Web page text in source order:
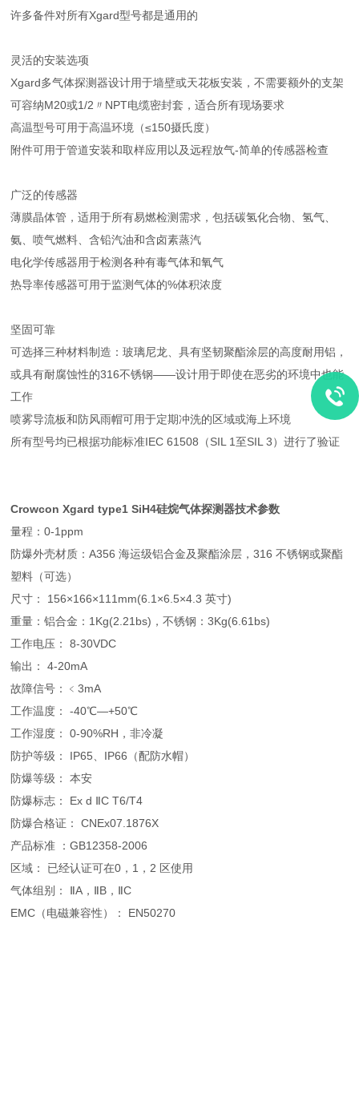
许多备件对所有Xgard型号都是通用的
灵活的安装选项
Xgard多气体探测器设计用于墙壁或天花板安装，不需要额外的支架
可容纳M20或1/2〃NPT电缆密封套，适合所有现场要求
高温型号可用于高温环境（≤150摄氏度）
附件可用于管道安装和取样应用以及远程放气-简单的传感器检查
广泛的传感器
薄膜晶体管，适用于所有易燃检测需求，包括碳氢化合物、氢气、
氨、喷气燃料、含铅汽油和含卤素蒸汽
电化学传感器用于检测各种有毒气体和氧气
热导率传感器可用于监测气体的%体积浓度
坚固可靠
可选择三种材料制造：玻璃尼龙、具有坚韧聚酯涂层的高度耐用铝，
或具有耐腐蚀性的316不锈钢——设计用于即使在恶劣的环境中也能
工作
喷雾导流板和防风雨帽可用于定期冲洗的区域或海上环境
所有型号均已根据功能标准IEC 61508（SIL 1至SIL 3）进行了验证
CrowconXgard type1 SiH4硅烷气体探测器技术参数
量程：0-1ppm
防爆外壳材质：A356 海运级铝合金及聚酯涂层，316 不锈钢或聚酯
塑料（可选）
尺寸： 156×166×111mm(6.1×6.5×4.3 英寸)
重量：铝合金：1Kg(2.21bs)，不锈钢：3Kg(6.61bs)
工作电压： 8-30VDC
输出： 4-20mA
故障信号：﹤3mA
工作温度： -40℃—+50℃
工作湿度： 0-90%RH，非冷凝
防护等级： IP65、IP66（配防水帽）
防爆等级： 本安
防爆标志： Ex d ⅡC T6/T4
防爆合格证： CNEx07.1876X
产品标准 ：GB12358-2006
区域： 已经认证可在0，1，2 区使用
气体组别： ⅡA，ⅡB，ⅡC
EMC（电磁兼容性）： EN50270